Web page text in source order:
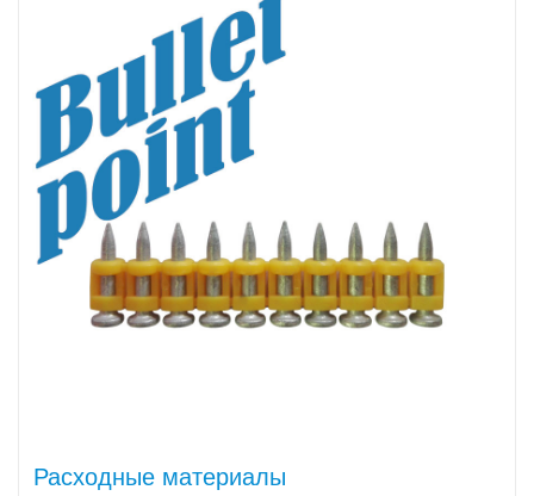
Расходные материалы